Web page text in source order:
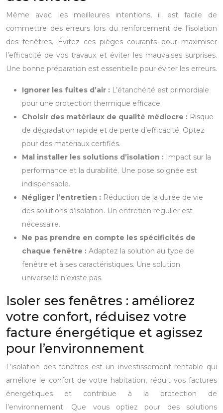
Même avec les meilleures intentions, il est facile de
commettre des erreurs lors du renforcement de l’isolation
des fenêtres. Évitez ces pièges courants pour maximiser
l’efficacité de vos travaux et éviter les mauvaises surprises.
Une bonne préparation est essentielle pour éviter les erreurs.
Ignorer les fuites d’air : L’étanchéité est primordiale
pour une protection thermique efficace.
Choisir des matériaux de qualité médiocre : Risque
de dégradation rapide et de perte d’efficacité. Optez
pour des matériaux certifiés.
Mal installer les solutions d’isolation : Impact sur la
performance et la durabilité. Une pose soignée est
indispensable.
Négliger l’entretien : Réduction de la durée de vie
des solutions d’isolation. Un entretien régulier est
nécessaire.
Ne pas prendre en compte les spécificités de
chaque fenêtre : Adaptez la solution au type de
fenêtre et à ses caractéristiques. Une solution
universelle n’existe pas.
Isoler ses fenêtres : améliorez
votre confort, réduisez votre
facture énergétique et agissez
pour l’environnement
L’isolation des fenêtres est un investissement rentable qui
améliore le confort de votre habitation, réduit vos factures
énergétiques et contribue à la protection de
l’environnement. Que vous optiez pour des solutions